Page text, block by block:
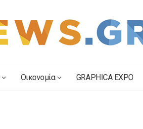
Οικονομία GRAPHICA EXPO